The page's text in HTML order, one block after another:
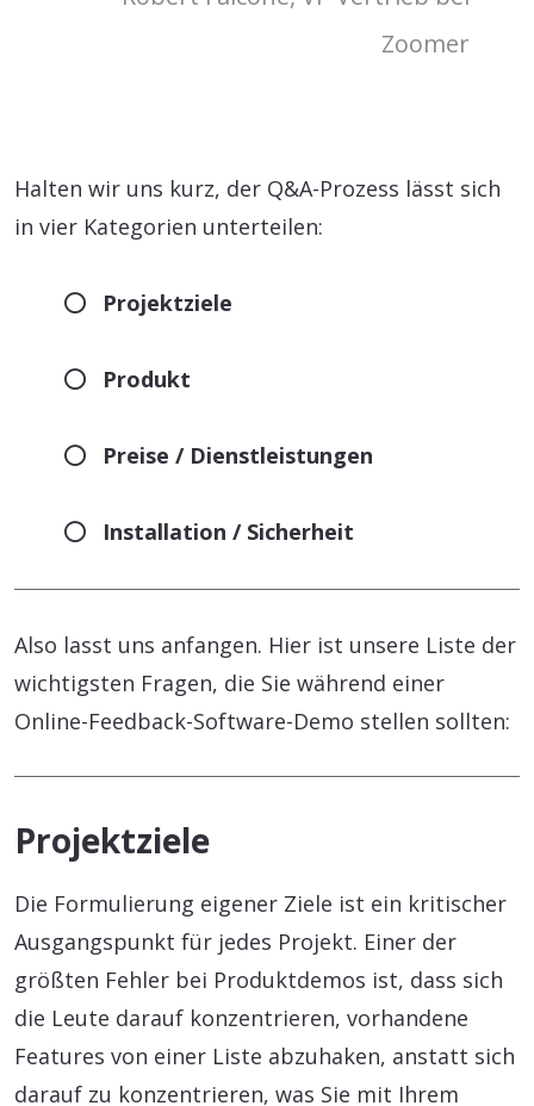
Zoomer
Halten wir uns kurz, der Q&A-Prozess lässt sich
in vier Kategorien unterteilen:
Projektziele
Produkt
Preise / Dienstleistungen
Installation / Sicherheit
Also lasst uns anfangen. Hier ist unsere Liste der
wichtigsten Fragen, die Sie während einer
Online-Feedback-Software-Demo stellen sollten:
Projektziele
Die Formulierung eigener Ziele ist ein kritischer
Ausgangspunkt für jedes Projekt. Einer der
größten Fehler bei Produktdemos ist, dass sich
die Leute darauf konzentrieren, vorhandene
Features von einer Liste abzuhaken, anstatt sich
darauf zu konzentrieren, was Sie mit Ihrem